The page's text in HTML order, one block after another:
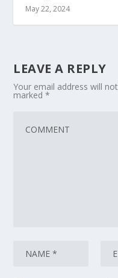
May 22, 2024
LEAVE A REPLY
Your email address will
marked*